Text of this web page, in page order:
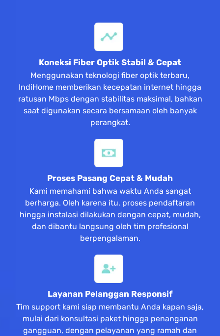
Koneksi Fiber Optik Stabil & Cepat
Menggunakan teknologi fiber optik terbaru,
IndiHome memberikan kecepatan internet hingga
ratusan Mbps dengan stabilitas maksimal, bahkan
saat digunakan secara bersamaan oleh banyak
perangkat.
Proses Pasang Cepat & Mudah
Kami memahami bahwa waktu Anda sangat
berharga. Oleh karena itu, proses pendaftaran
hingga instalasi dilakukan dengan cepat, mudah,
dan dibantu langsung oleh tim profesional
berpengalaman.
Layanan Pelanggan Responsif
Tim support kami siap membantu Anda kapan saja,
mulai dari konsultasi paket hingga penanganan
gangguan, dengan pelayanan yang ramah dan